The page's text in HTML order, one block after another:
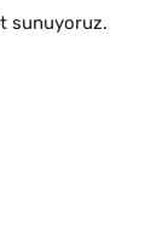
sunuyoruz.